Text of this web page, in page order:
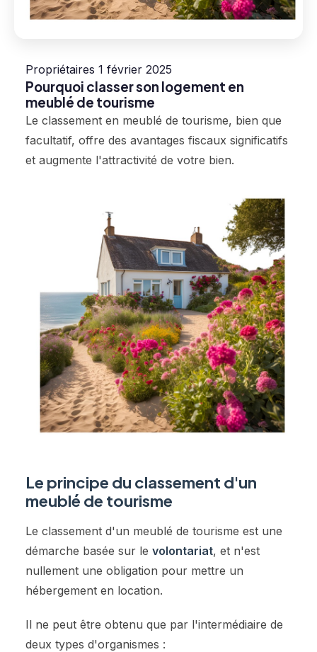
Propriétaires 1 février 2025
Pourquoi classer son logement en
meublé de tourisme
Le classement en meublé de tourisme, bien que
facultatif, offre des avantages fiscaux significatifs
et augmente l'attractivité de votre bien.
Le principe du classement d'un
meublé de tourisme
Le classement d'un meublé de tourisme est une
démarche basée sur le volontariat, et n'est
nullement une obligation pour mettre un
hébergement en location.
Il ne peut être obtenu que par l'intermédiaire de
deux types d'organismes :